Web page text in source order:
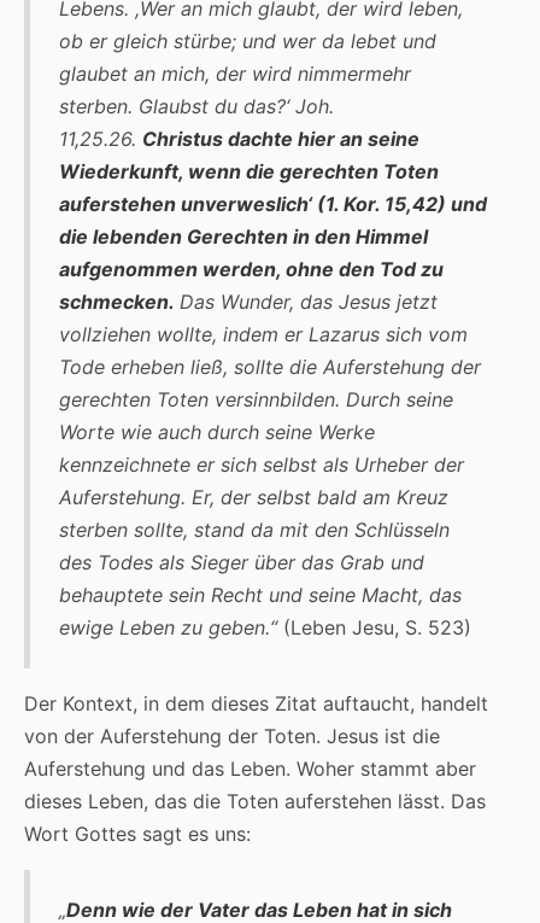
Lebens. ,Wer an mich glaubt, der wird leben,
ob er gleich stürbe; und wer da lebet und
glaubet an mich, der wird nimmermehr
sterben. Glaubst du das?‘ Joh.
11,25.26. Christus dachte hier an seine
Wiederkunft, wenn die gerechten Toten
auferstehen unverweslich‘ (1. Kor. 15,42) und
die lebenden Gerechten in den Himmel
aufgenommen werden, ohne den Tod zu
schmecken. Das Wunder, das Jesus jetzt
vollziehen wollte, indem er Lazarus sich vom
Tode erheben ließ, sollte die Auferstehung der
gerechten Toten versinnbilden. Durch seine
Worte wie auch durch seine Werke
kennzeichnete er sich selbst als Urheber der
Auferstehung. Er, der selbst bald am Kreuz
sterben sollte, stand da mit den Schlüsseln
des Todes als Sieger über das Grab und
behauptete sein Recht und seine Macht, das
ewige Leben zu geben.“(Leben Jesu, S. 523)
Der Kontext, in dem dieses Zitat auftaucht, handelt
von der Auferstehung der Toten. Jesus ist die
Auferstehung und das Leben. Woher stammt aber
dieses Leben, das die Toten auferstehen lässt. Das
Wort Gottes sagt es uns:
„Denn wie der Vater das Leben hat in sich